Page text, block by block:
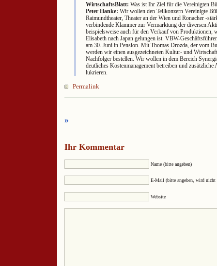
WirtschaftsBlatt: Was ist Ihr Ziel für die Vereinigten
Peter Hanke: Wir wollen den Teilkonzern Vereinigte
Raimundtheater, Theater an der Wien und Ronacher -
verbindende Klammer zur Vermarktung der diversen
beispielsweise auch für den Verkauf von Produktionen,
Elisabeth nach Japan gelungen ist. VBW-
am 30. Juni in Pension. Mit Thomas Drozda, der vom
werden wir einen ausgezeichneten Kultur- und
Nachfolger bestellen. Wir wollen in dem Bereich
deutliches Kostenmanagement betreiben und zusätzliche
lukrieren.
Permalink
»
Ihr Kommentar
Name (bitte angeben)
E-Mail (bitte angeben, wird nicht
Website